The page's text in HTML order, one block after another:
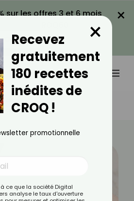
sur les offres 3 et 6 mois
LA PROMO
×
Solutions ?
Recevez
gratuitement
180 recettes
inédites de
CROQ !
×
promotionnelle
ce que la société Digital
analyse le taux d'ouverture